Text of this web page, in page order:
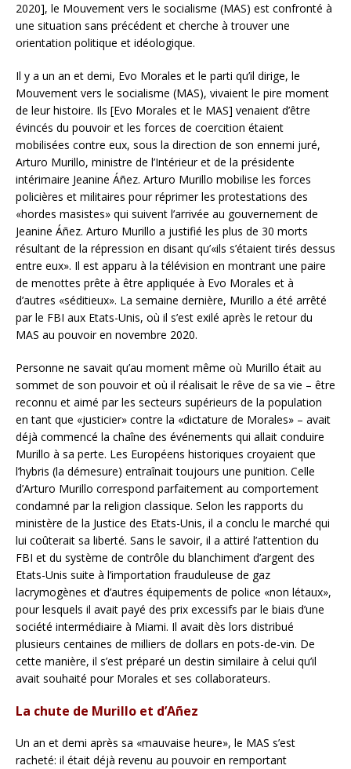
2020], le Mouvement vers le socialisme (MAS) est confronté à
une situation sans précédent et cherche à trouver une
orientation politique et idéologique.
Il y a un an et demi, Evo Morales et le parti qu’il dirige, le
Mouvement vers le socialisme (MAS), vivaient le pire moment
de leur histoire. Ils [Evo Morales et le MAS] venaient d’être
évincés du pouvoir et les forces de coercition étaient
mobilisées contre eux, sous la direction de son ennemi juré,
Arturo Murillo, ministre de l’Intérieur et de la présidente
intérimaire Jeanine Áñez. Arturo Murillo mobilise les forces
policières et militaires pour réprimer les protestations des
«hordes masistes» qui suivent l’arrivée au gouvernement de
Jeanine Áñez. Arturo Murillo a justifié les plus de 30 morts
résultant de la répression en disant qu’«ils s’étaient tirés dessus
entre eux». Il est apparu à la télévision en montrant une paire
de menottes prête à être appliquée à Evo Morales et à
d’autres «séditieux». La semaine dernière, Murillo a été arrêté
par le FBI aux Etats-Unis, où il s’est exilé après le retour du
MAS au pouvoir en novembre 2020.
Personne ne savait qu’au moment même où Murillo était au
sommet de son pouvoir et où il réalisait le rêve de sa vie – être
reconnu et aimé par les secteurs supérieurs de la population
en tant que «justicier» contre la «dictature de Morales» – avait
déjà commencé la chaîne des événements qui allait conduire
Murillo à sa perte. Les Européens historiques croyaient que
l’hybris (la démesure) entraînait toujours une punition. Celle
d’Arturo Murillo correspond parfaitement au comportement
condamné par la religion classique. Selon les rapports du
ministère de la Justice des Etats-Unis, il a conclu le marché qui
lui coûterait sa liberté. Sans le savoir, il a attiré l’attention du
FBI et du système de contrôle du blanchiment d’argent des
Etats-Unis suite à l’importation frauduleuse de gaz
lacrymogènes et d’autres équipements de police «non létaux»,
pour lesquels il avait payé des prix excessifs par le biais d’une
société intermédiaire à Miami. Il avait dès lors distribué
plusieurs centaines de milliers de dollars en pots-de-vin. De
cette manière, il s’est préparé un destin similaire à celui qu’il
avait souhaité pour Morales et ses collaborateurs.
La chute de Murillo et d’Añez
Un an et demi après sa «mauvaise heure», le MAS s’est
racheté: il était déjà revenu au pouvoir en remportant